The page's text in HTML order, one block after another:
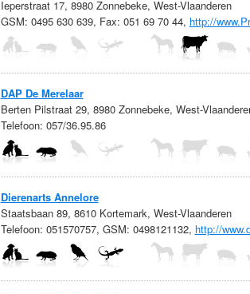
Ieperstraat 17, 8980 Zonnebeke, West-Vlaanderen
GSM: 0495 630 639, Fax: 051 69 70 44, http://
DAP De Merelaar
Berten Pilstraat 29, 8980 Zonnebeke, West-
Telefoon: 057/36.95.86
Dierenarts Annelore
Staatsbaan 89, 8610 Kortemark, West-Vlaanderen
Telefoon: 051570757, GSM: 0498121132, http://